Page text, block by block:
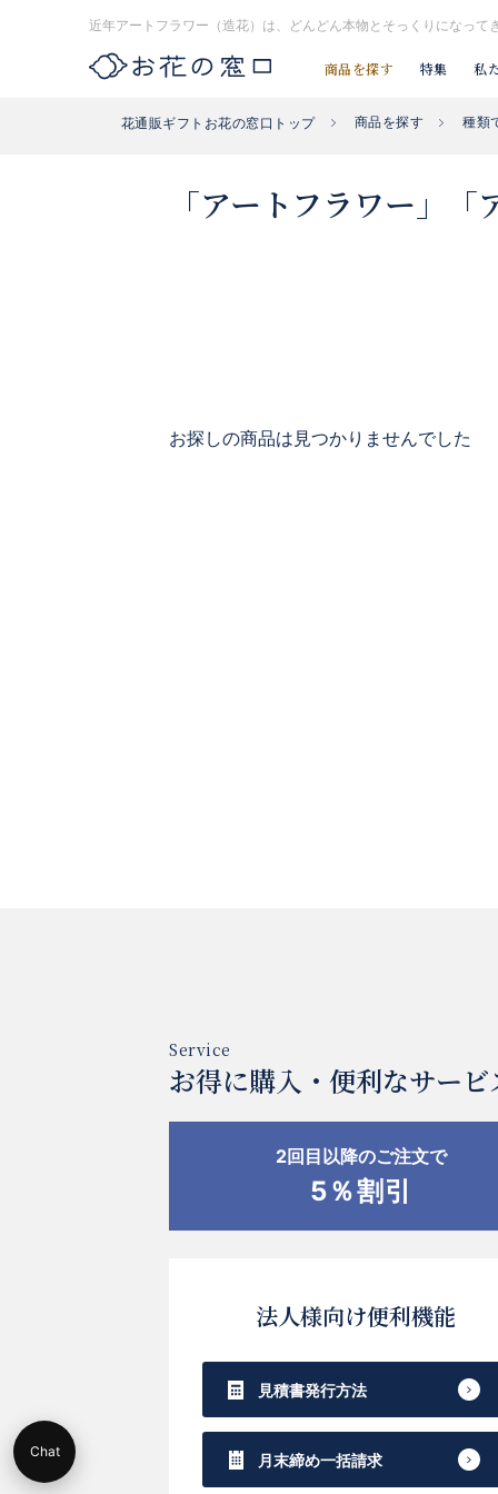
近年アートフラワー（造花）は、どんどん本物とそっくりになっ
商品を探す 特集 私
お探し#タグはコチラ▶︎ #入社式 #開店祝い花 #開業祝い花
花通販ギフトお花の窓口トップ 商品を探す 種類
「アートフラワー」
お探しの商品は見つかりませんでした
お得に購入・便利なサービ
2回目以降のご注文で
5％割引
法人様向け便利機能
見積書発行方法
月末締め一括請求
Chat